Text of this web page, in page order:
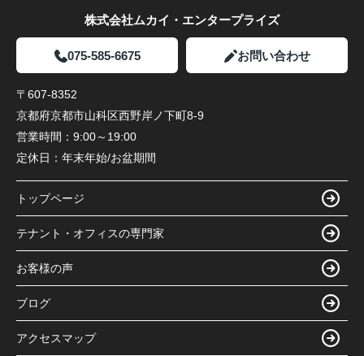
株式会社ムカイ・エンタープライズ
075-585-6675 お問い合わせ
〒607-8352
京都府京都市山科区西野岸ノ下町8-9
営業時間： 9:00～19:00
定休日： 年末年始/お盆期間
トップページ
テナント・オフィスの専門家
お客様の声
ブログ
アクセスマップ